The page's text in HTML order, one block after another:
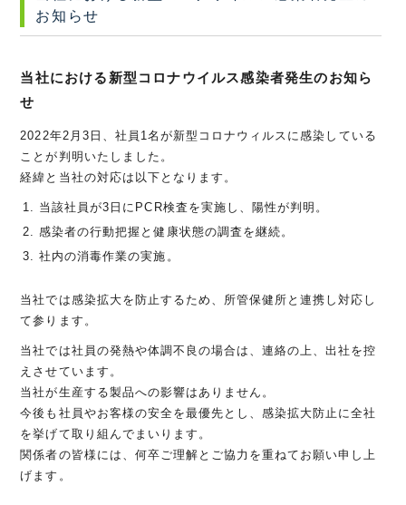
お知らせ
当社における新型コロナウイルス感染者発生のお知ら
せ
2022年2月3日、社員1名が新型コロナウィルスに感染している
ことが判明いたしました。
経緯と当社の対応は以下となります。
当該社員が3日にPCR検査を実施し、陽性が判明。
感染者の行動把握と健康状態の調査を継続。
社内の消毒作業の実施。
当社では感染拡大を防止するため、所管保健所と連携し対応し
て参ります。
当社では社員の発熱や体調不良の場合は、連絡の上、出社を控
えさせています。
当社が生産する製品への影響はありません。
今後も社員やお客様の安全を最優先とし、感染拡大防止に全社
を挙げて取り組んでまいります。
関係者の皆様には、何卒ご理解とご協力を重ねてお願い申し上
げます。